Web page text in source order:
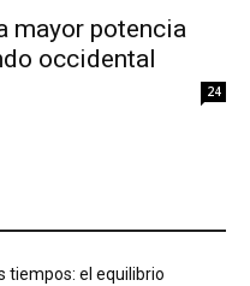
mayor potencia
occidental
24
tiempos: el equilibrio